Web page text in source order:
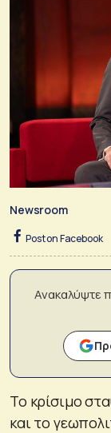
Newsroom
Post on Facebook
Ανακαλύψτε
Το κρίσιμο
και το